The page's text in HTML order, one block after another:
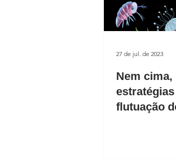
Nem
flutuação
27 de jul. de 2023